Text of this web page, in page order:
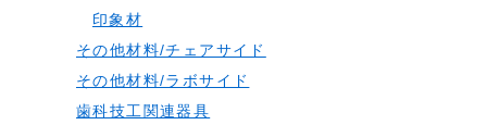
印象材
その他材料/チェアサイド
その他材料/ラボサイド
歯科技工関連器具